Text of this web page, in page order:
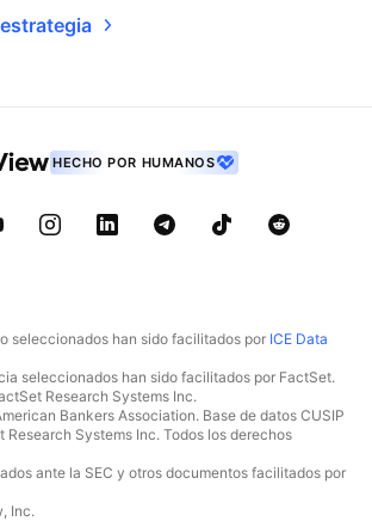
HECHO POR HUMANOS
seleccionados han sido facilitados por ICE Data
seleccionados han sido facilitados por FactSet.
Research Systems Inc.
Bankers Association. Base de datos CUSIP
Systems Inc. Todos los derechos
ante la SEC y otros documentos facilitados por
Inc.